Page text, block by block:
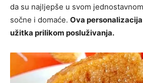
da su najljepše u svom
sočne i domaće. Ova
užitka prilikom posluživanja.